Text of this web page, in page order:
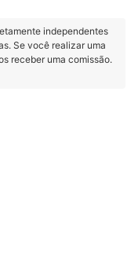
independentes
Se você realizar uma
receber uma comissão.